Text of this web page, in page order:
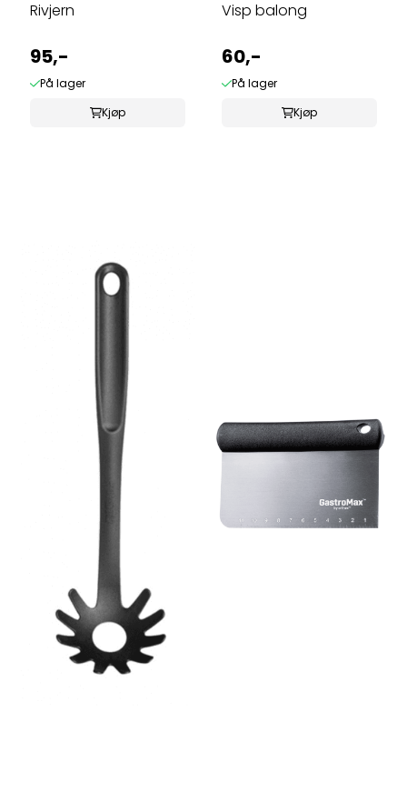
Rivjern
95,-
På lager
Kjøp
Visp balong
60,-
På lager
Kjøp